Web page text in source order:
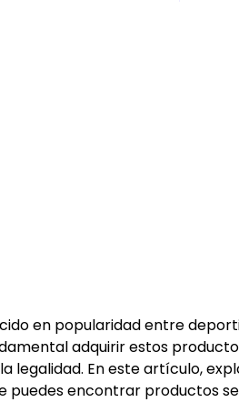
en popularidad entre
adquirir estos
legalidad. En este artículo,
puedes encontrar productos